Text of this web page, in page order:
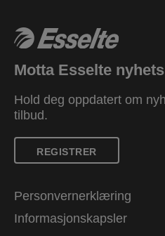
Motta Esselte
Hold deg oppdatert om
tilbud.
REGISTRER
Personvernerklæring
Informasjonskapsler